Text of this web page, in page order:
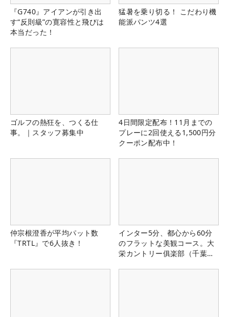
『G740』アイアンが引き出
す“反則級”の寛容性と飛びは
本当だった！
猛暑を乗り切る！ こだわり機
能派パンツ4選
ゴルフの熱狂を、つくる仕
事。｜スタッフ募集中
4日間限定配布！11月までの
プレーに2回使える1,500円分
クーポン配布中！
仲宗根澄香が平均パット数
『TRTL』で6人抜き！
インター5分、都心から60分
のフラットな美観コース。大
栄カントリー俱楽部（千葉